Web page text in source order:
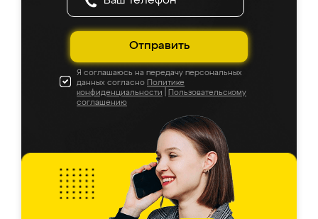
Отправить
Я соглашаюсь на передачу персональных
данных согласно Политике
конфиденциальности
Пользовательскому
соглашению